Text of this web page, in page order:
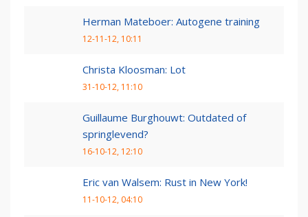
Herman Mateboer: Autogene training
12-11-12, 10:11
Christa Kloosman: Lot
31-10-12, 11:10
Guillaume Burghouwt: Outdated of
springlevend?
16-10-12, 12:10
Eric van Walsem: Rust in New York!
11-10-12, 04:10